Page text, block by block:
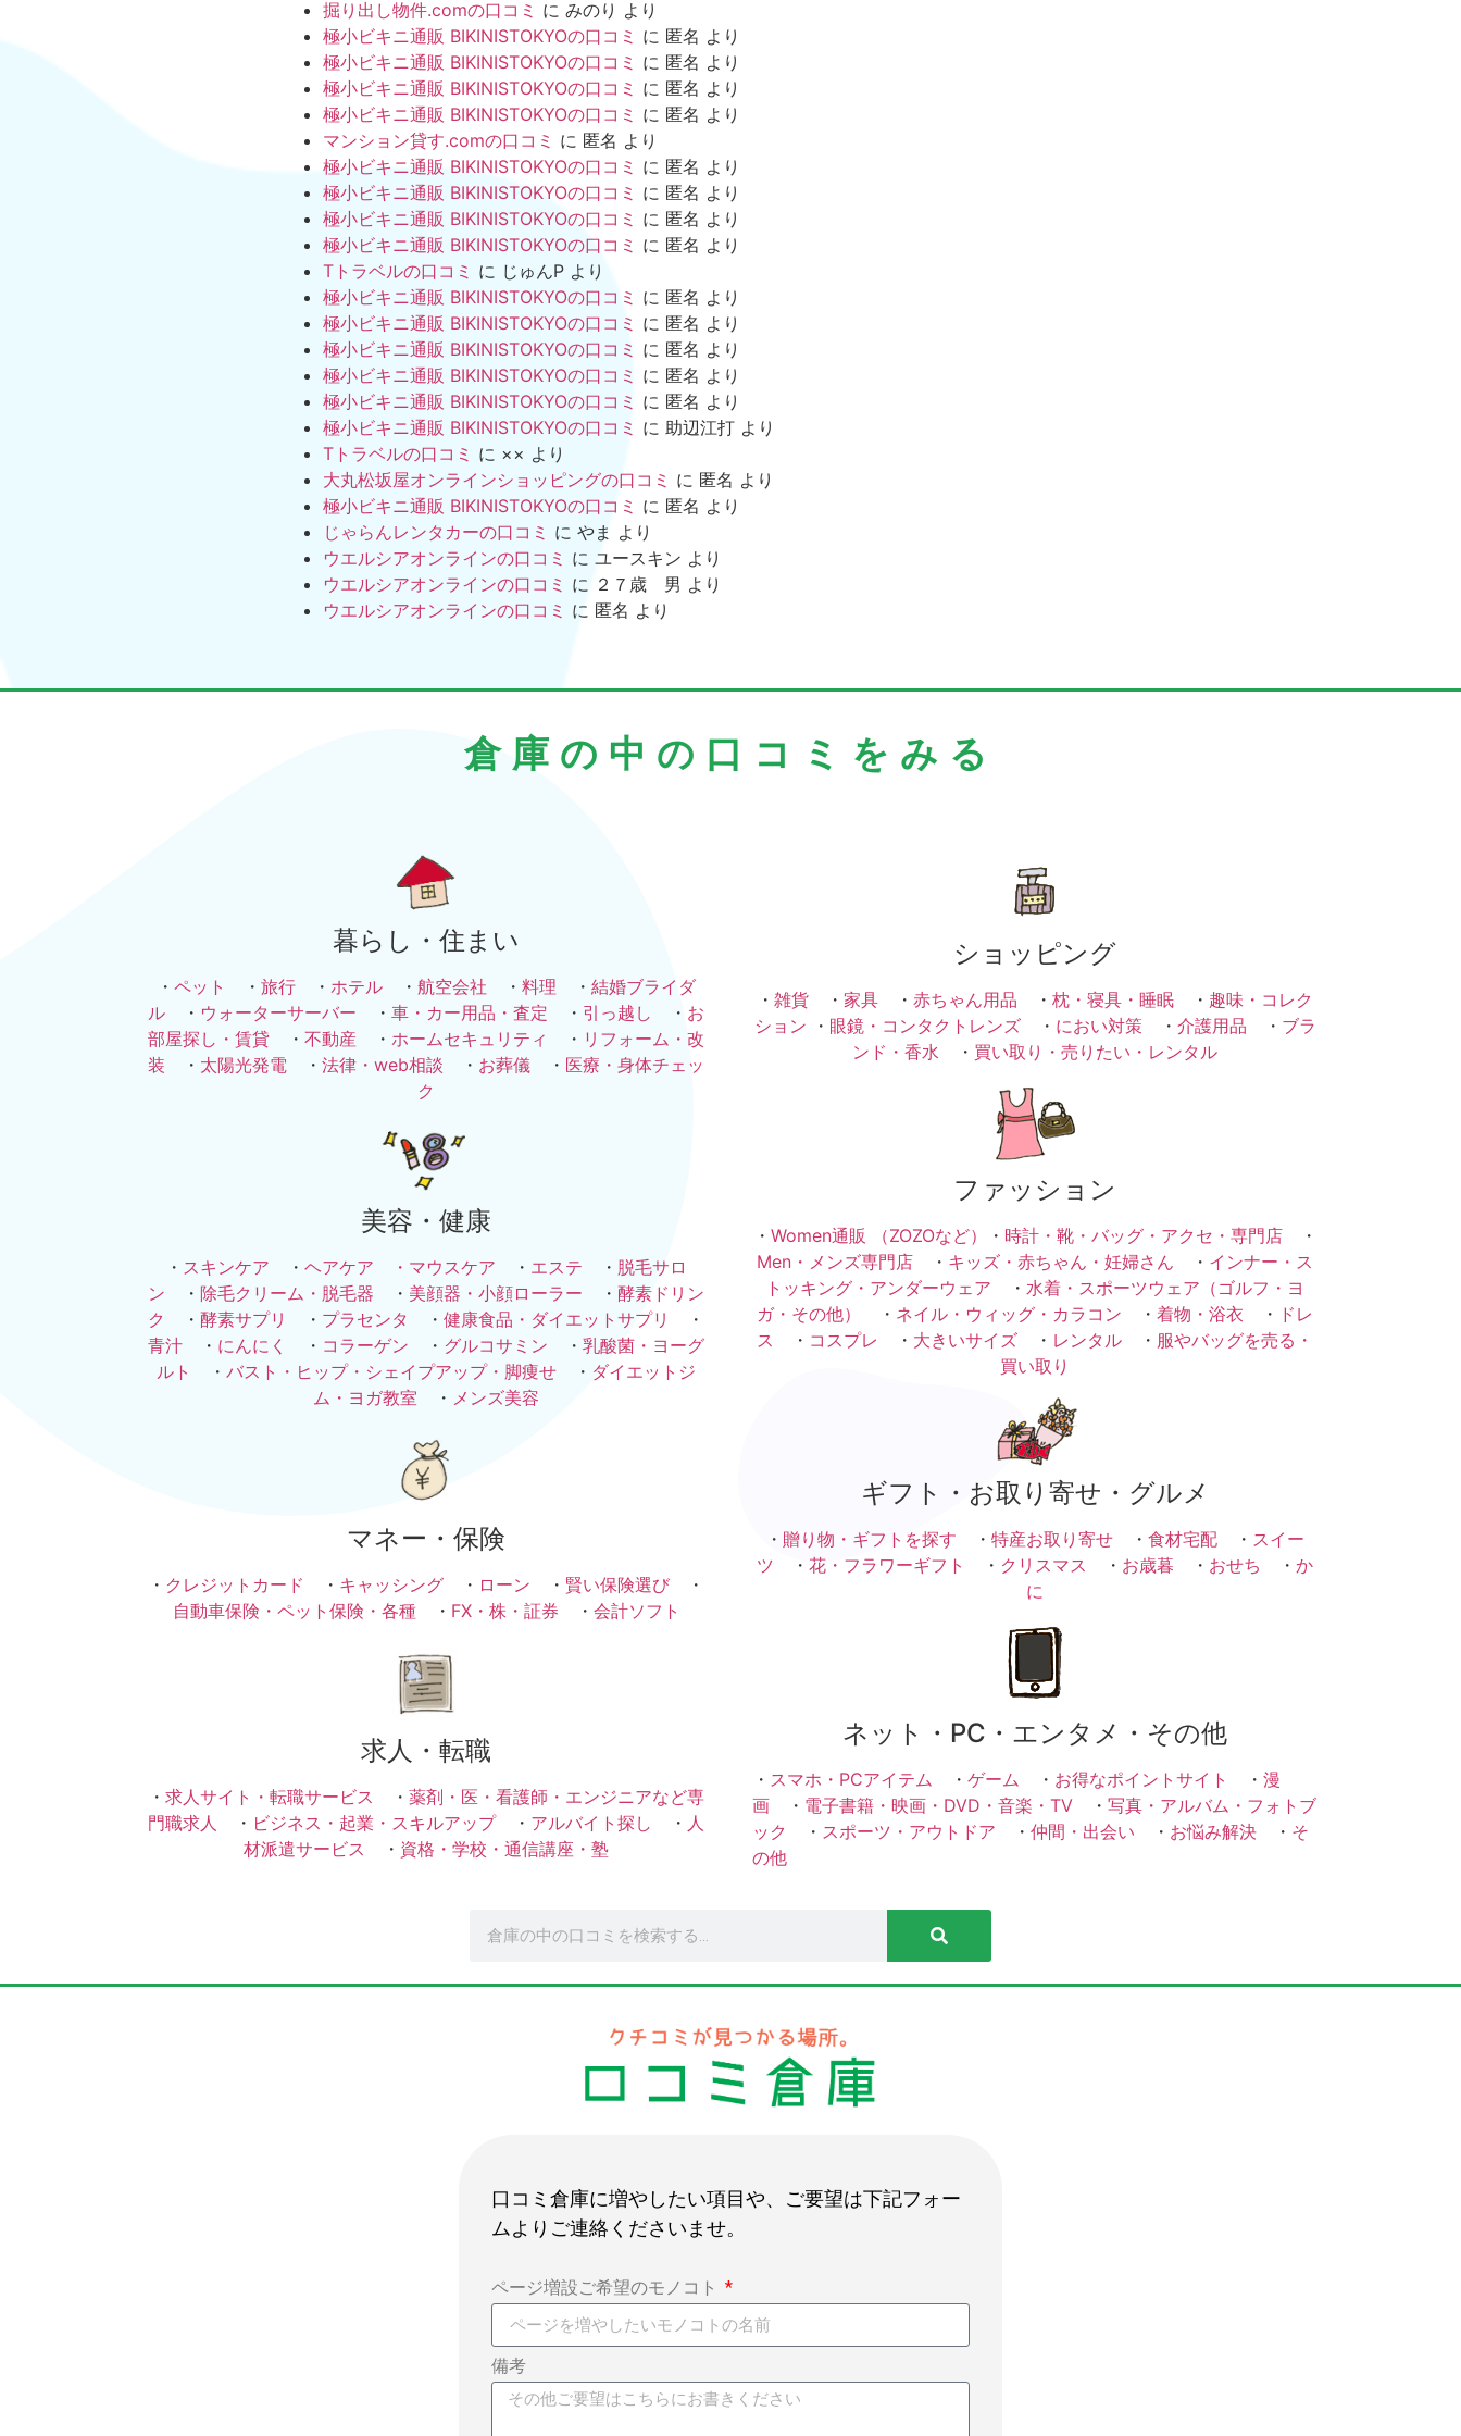
掘り出し物件.comの口コミ に みのり より
極小ビキニ通販 BIKINISTOKYOの口コミ に 匿名 より
極小ビキニ通販 BIKINISTOKYOの口コミ に 匿名 より
極小ビキニ通販 BIKINISTOKYOの口コミ に 匿名 より
極小ビキニ通販 BIKINISTOKYOの口コミ に 匿名 より
マンション貸す.comの口コミ に 匿名 より
極小ビキニ通販 BIKINISTOKYOの口コミ に 匿名 より
極小ビキニ通販 BIKINISTOKYOの口コミ に 匿名 より
極小ビキニ通販 BIKINISTOKYOの口コミ に 匿名 より
極小ビキニ通販 BIKINISTOKYOの口コミ に 匿名 より
Tトラベルの口コミ に じゅんP より
極小ビキニ通販 BIKINISTOKYOの口コミ に 匿名 より
極小ビキニ通販 BIKINISTOKYOの口コミ に 匿名 より
極小ビキニ通販 BIKINISTOKYOの口コミ に 匿名 より
極小ビキニ通販 BIKINISTOKYOの口コミ に 匿名 より
極小ビキニ通販 BIKINISTOKYOの口コミ に 匿名 より
極小ビキニ通販 BIKINISTOKYOの口コミ に 助辺江打 より
Tトラベルの口コミ に ×× より
大丸松坂屋オンラインショッピングの口コミ に 匿名 より
極小ビキニ通販 BIKINISTOKYOの口コミ に 匿名 より
じゃらんレンタカーの口コミ に やま より
ウエルシアオンラインの口コミ に ユースキン より
ウエルシアオンラインの口コミ に ２７歳 男 より
ウエルシアオンラインの口コミ に 匿名 より
倉庫の中の口コミをみる
暮らし・住まい
・ ペット ・ 旅行 ・ ホテル ・ 航空会社 ・ 料理 ・ 結婚ブライダ
ル ・ ウォーターサーバー ・ 車・カー用品・査定 ・ 引っ越し ・ お
部屋探し・賃貸 ・ 不動産 ・ ホームセキュリティ ・ リフォーム・改
装 ・ 太陽光発電 ・ 法律・web相談 ・ お葬儀 ・ 医療・身体チェッ
ク
美容・健康
・ スキンケア ・ ヘアケア ・ マウスケア ・ エステ ・ 脱毛サロ
ン ・ 除毛クリーム・脱毛器 ・ 美顔器・小顔ローラー ・ 酵素ドリン
ク
・ 酵素サプリ ・ プラセンタ ・ 健康食品・ダイエットサプリ
・
青汁 ・ にんにく ・ コラーゲン ・ グルコサミン ・ 乳酸菌・ヨーグ
ルト
・ バスト・ヒップ・シェイプアップ・脚痩せ ・ ダイエットジ
ム・ヨガ教室 ・ メンズ美容
マネー・保険
・ クレジットカード ・ キャッシング ・ ローン ・ 賢い保険選び ・
自動車保険・ペット保険・各種・ FX・株・証券 ・ 会計ソフト
求人・転職
・ 求人サイト・転職サービス ・ 薬剤・医・看護師・エンジニアなど専
門職求人
・ ビジネス・起業・スキルアップ・ アルバイト探し ・ 人
材派遣サービス ・ 資格・学校・通信講座・塾
ショッピング
・ 雑貨 ・ 家具 ・ 赤ちゃん用品 ・ 枕・寝具・睡眠 ・ 趣味・コレク
ション ・ 眼鏡・コンタクトレンズ・ におい対策・ 介護用品 ・ ブラ
ンド・香水 ・ 買い取り・売りたい・レンタル
ファッション
・ Women通販 （ZOZOなど） ・ 時計・靴・バッグ・アクセ・専門店・
Men・メンズ専門店 ・ キッズ・赤ちゃん・妊婦さん ・ インナー・ス
トッキング・アンダーウェア ・ 水着・スポーツウェア（ゴルフ・ヨ
ガ・その他）
・ ネイル・ウィッグ・カラコン ・ 着物・浴衣 ・ ドレ
ス ・ コスプレ ・ 大きいサイズ ・ レンタル ・ 服やバッグを売る・
買い取り
ギフト・お取り寄せ・グルメ
・ 贈り物・ギフトを探す ・ 特産お取り寄せ ・ 食材宅配 ・ スイー
ツ ・ 花・フラワーギフト ・ クリスマス ・ お歳暮 ・ おせち ・ か
に
ネット・PC・エンタメ・その他
・ スマホ・PCアイテム ・ ゲーム ・ お得なポイントサイト ・ 漫
画 ・ 電子書籍・映画・DVD・音楽・TV ・ 写真・アルバム・フォトブ
ック
・ スポーツ・アウトドア ・ 仲間・出会い ・ お悩み解決 ・ そ
の他
口コミ倉庫に増やしたい項目や、ご要望は下記フォー
ムよりご連絡くださいませ。
ページ増設ご希望のモノコト
備考